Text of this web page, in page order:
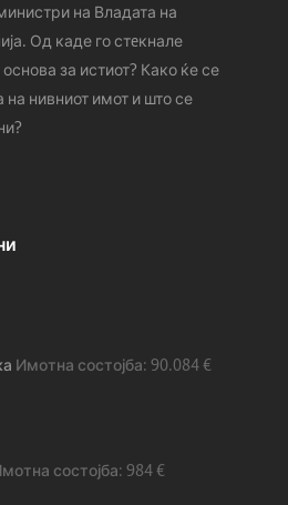
на Владата на
Од каде го стeкнале
за истиот? Како ќе се
нивниот имот и што се
90.084€
984€